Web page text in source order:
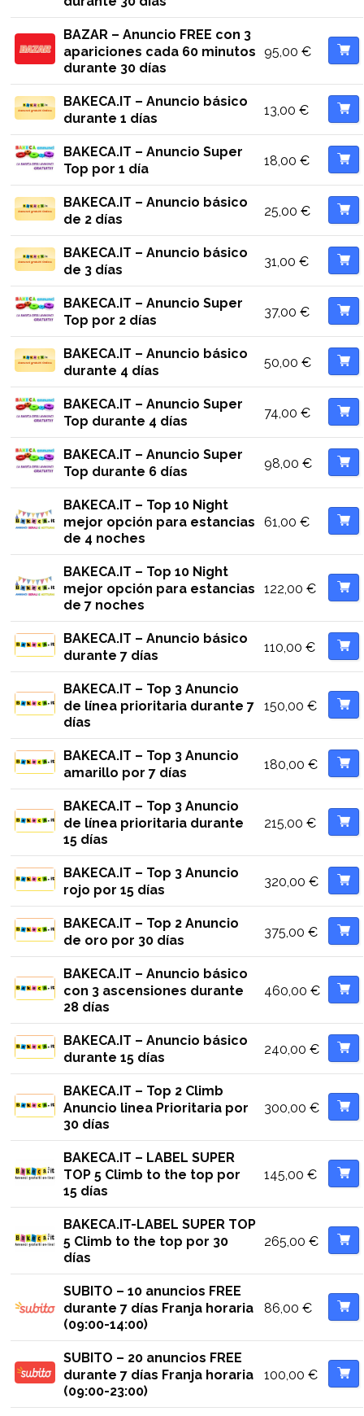
BAZAR – Anuncio FREE con 3
apariciones cada 60 minutos
durante 30 días
95,00 €
BAKECA.IT – Anuncio básico
durante 1 días
13,00 €
BAKECA.IT – Anuncio Super
Top por 1 día
18,00 €
BAKECA.IT – Anuncio básico
de 2 días
25,00 €
BAKECA.IT – Anuncio básico
de 3 días
31,00 €
BAKECA.IT – Anuncio Super
Top por 2 días
37,00 €
BAKECA.IT – Anuncio básico
durante 4 días
50,00 €
BAKECA.IT – Anuncio Super
Top durante 4 días
74,00 €
BAKECA.IT – Anuncio Super
Top durante 6 días
98,00 €
BAKECA.IT – Top 10 Night
mejor opción para estancias
de 4 noches
61,00 €
BAKECA.IT – Top 10 Night
mejor opción para estancias
de 7 noches
122,00 €
BAKECA.IT – Anuncio básico
durante 7 días
110,00 €
BAKECA.IT – Top 3 Anuncio
de línea prioritaria durante 7
días
150,00 €
BAKECA.IT – Top 3 Anuncio
amarillo por 7 días
180,00 €
BAKECA.IT – Top 3 Anuncio
de línea prioritaria durante
15 días
215,00 €
BAKECA.IT – Top 3 Anuncio
rojo por 15 días
320,00 €
BAKECA.IT – Top 2 Anuncio
de oro por 30 días
375,00 €
BAKECA.IT – Anuncio básico
con 3 ascensiones durante
28 días
460,00 €
BAKECA.IT – Anuncio básico
durante 15 días
240,00 €
BAKECA.IT – Top 2 Climb
Anuncio linea Prioritaria por
30 días
300,00 €
BAKECA.IT – LABEL SUPER
TOP 5 Climb to the top por
15 días
145,00 €
BAKECA.IT-LABEL SUPER TOP
5 Climb to the top por 30
días
265,00 €
SUBITO – 10 anuncios FREE
durante 7 días Franja horaria
(09:00-14:00)
86,00 €
SUBITO – 20 anuncios FREE
durante 7 días Franja horaria
(09:00-23:00)
100,00 €